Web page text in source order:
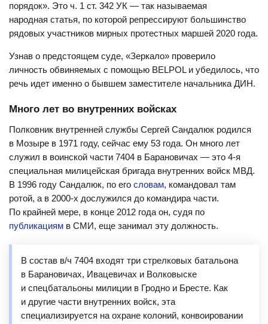
порядок». Это ч. 1 ст. 342 УК — так называемая
народная статья, по которой репрессируют большинство
рядовых участников мирных протестных маршей 2020 года.
Узнав о предстоящем суде, «Зеркало» проверило
личность обвиняемых с помощью BELPOL и убедилось, что
речь идет именно о бывшем заместителе начальника ДИН.
Много лет во внутренних войсках
Полковник внутренней службы Сергей Сандалюк родился
в Мозыре в 1971 году, сейчас ему 53 года. Он много лет
служил в воинской части 7404 в Барановичах — это 4-я
специальная милицейская бригада внутренних войск МВД.
В 1996 году Сандалюк, по его словам, командовал там
ротой, а в 2000-х дослужился до командира части.
По крайней мере, в конце 2012 года он, судя по
публикациям в СМИ, еще занимал эту должность.
В состав в/ч 7404 входят три стрелковых батальона
в Барановичах, Ивацевичах и Волковыске
и спецбатальоны милиции в Гродно и Бресте. Как
и другие части внутренних войск, эта
специализируется на охране колоний, конвоировании